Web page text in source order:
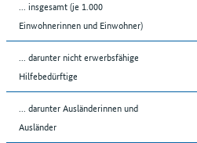
... insgesamt (je 1.000
Einwohnerinnen und Einwohner)
... darunter nicht erwerbsfähige
Hilfebedürftige
... darunter Ausländerinnen und
Ausländer